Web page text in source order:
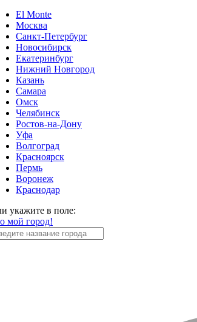
El Monte
Москва
Санкт-Петербург
Новосибирск
Екатеринбург
Нижний Новгород
Казань
Самара
Омск
Челябинск
Ростов-на-Дону
Уфа
Волгоград
Красноярск
Пермь
Воронеж
Краснодар
укажите в поле:
мой город!